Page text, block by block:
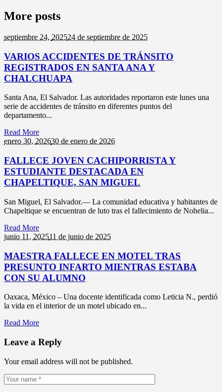
More posts
septiembre 24, 202524 de septiembre de 2025
VARIOS ACCIDENTES DE TRÁNSITO
REGISTRADOS EN SANTA ANA Y
CHALCHUAPA
Santa Ana, El Salvador. Las autoridades reportaron este lunes una
serie de accidentes de tránsito en diferentes puntos del
departamento...
Read More
enero 30, 202630 de enero de 2026
FALLECE JOVEN CACHIPORRISTA Y
ESTUDIANTE DESTACADA EN
CHAPELTIQUE, SAN MIGUEL
San Miguel, El Salvador.— La comunidad educativa y habitantes de
Chapeltique se encuentran de luto tras el fallecimiento de Nohelia...
Read More
junio 11, 202511 de junio de 2025
MAESTRA FALLECE EN MOTEL TRAS
PRESUNTO INFARTO MIENTRAS ESTABA
CON SU ALUMNO
Oaxaca, México – Una docente identificada como Leticia N., perdió
la vida en el interior de un motel ubicado en...
Read More
Leave a Reply
Your email address will not be published.